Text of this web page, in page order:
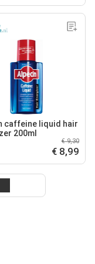
caffeine liquid hair
200ml
€ 9,30
€ 8,99